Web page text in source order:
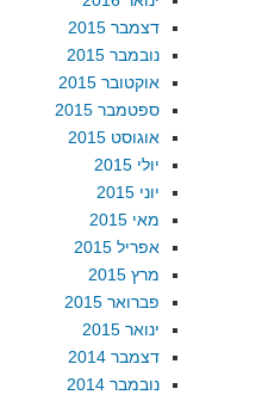
דצמבר 2015
נובמבר 2015
אוקטובר 2015
ספטמבר 2015
אוגוסט 2015
יולי 2015
יוני 2015
מאי 2015
אפריל 2015
מרץ 2015
פברואר 2015
ינואר 2015
דצמבר 2014
נובמבר 2014